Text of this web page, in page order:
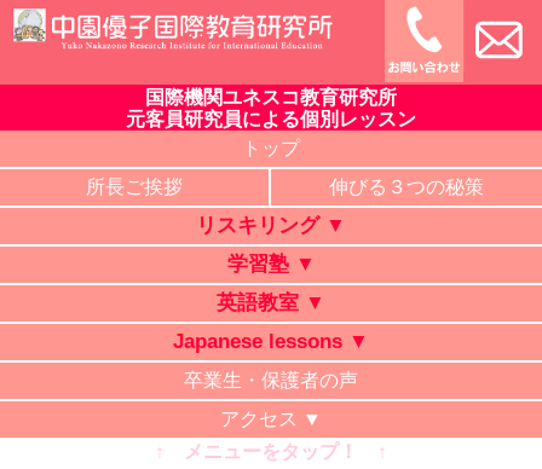
Skip
to
中園優子国際教育研究所
公式ホームページ、熊本県の山鹿・菊池・合志・植木で大評判
の英語教室・学習塾・日本語教室・タイ語教室・リスキリング
研修。中学・高校・大学受験に有利な英語を中心に「合格請負
人」と評判の講師が個別レッスン。ビジネス英語、企業研修。
オンライン授業、出張講義、家庭教師も対応。
国際機関ユネスコ教育研究所
元客員研究員による個別レッスン
トップ
所長ご挨拶
伸びる３つの秘策
リスキリング ▼
学習塾 ▼
英語教室 ▼
Japanese lessons ▼
卒業生・保護者の声
アクセス ▼
↑ メニューをタップ！ ↑